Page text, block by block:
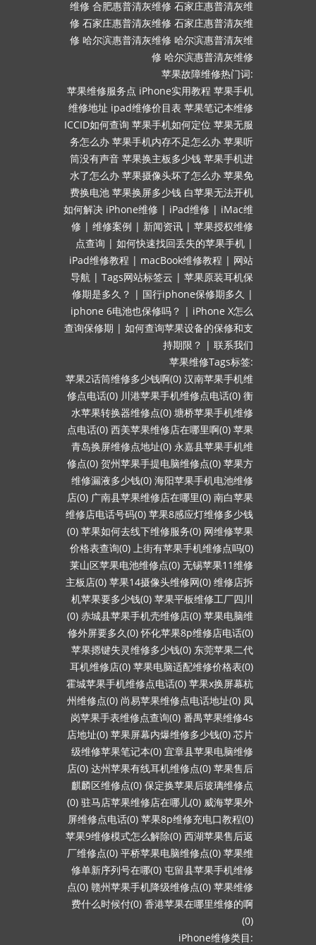
维修 合肥惠普清灰维修 石家庄惠普清灰维
修 石家庄惠普清灰维修 石家庄惠普清灰维
修 哈尔滨惠普清灰维修 哈尔滨惠普清灰维
修 哈尔滨惠普清灰维修
苹果故障维修热门词:
苹果维修服务点 iPhone实用教程 苹果手机
维修地址 ipad维修价目表 苹果笔记本维修
ICCID如何查询 苹果手机如何定位 苹果无服
务怎么办 苹果手机内存不足怎么办 苹果听
筒没有声音 苹果换主板多少钱 苹果手机进
水了怎么办 苹果摄像头坏了怎么办 苹果免
费换电池 苹果换屏多少钱 白苹果无法开机
如何解决 iPhone维修 | iPad维修 | iMac维
修 | 维修案例 | 新闻资讯 | 苹果授权维修
点查询 | 如何快速找回丢失的苹果手机 |
iPad维修教程 | macBook维修教程 | 网站
导航 | Tags网站标签云 | 苹果原装耳机保
修期是多久？ | 国行iphone保修期多久 |
iphone 6电池也保修吗？ | iPhone X怎么
查询保修期 | 如何查询苹果设备的保修和支
持期限？ | 联系我们
苹果维修Tags标签:
苹果2话筒维修多少钱啊(0) 汉南苹果手机维
修点电话(0) 川港苹果手机维修点电话(0) 衡
水苹果转换器维修点(0) 塘桥苹果手机维修
点电话(0) 西美苹果维修店在哪里啊(0) 苹果
青岛换屏维修点地址(0) 永嘉县苹果手机维
修点(0) 贺州苹果手提电脑维修点(0) 苹果方
维修漏液多少钱(0) 海阳苹果手机电池维修
店(0) 广南县苹果维修店在哪里(0) 南白苹果
维修店电话号码(0) 苹果8感应灯维修多少钱
(0) 苹果如何去线下维修服务(0) 网维修苹果
价格表查询(0) 上街有苹果手机维修点吗(0)
莱山区苹果电池维修点(0) 无锡苹果11维修
主板店(0) 苹果14摄像头维修网(0) 维修店拆
机苹果要多少钱(0) 苹果平板维修工厂四川
(0) 赤城县苹果手机壳维修店(0) 苹果电脑维
修外屏要多久(0) 怀化苹果8p维修店电话(0)
苹果摁键失灵维修多少钱(0) 东莞苹果二代
耳机维修店(0) 苹果电脑适配维修价格表(0)
霍城苹果手机维修点电话(0) 苹果x换屏幕杭
州维修点(0) 尚易苹果维修点电话地址(0) 凤
岗苹果手表维修点查询(0) 番禺苹果维修4s
店地址(0) 苹果屏幕内爆维修多少钱(0) 芯片
级维修苹果笔记本(0) 宜章县苹果电脑维修
店(0) 达州苹果有线耳机维修点(0) 苹果售后
麒麟区维修点(0) 保定换苹果后玻璃维修点
(0) 驻马店苹果维修店在哪儿(0) 威海苹果外
屏维修点电话(0) 苹果8p维修充电口教程(0)
苹果9维修模式怎么解除(0) 西湖苹果售后返
厂维修点(0) 平桥苹果电脑维修点(0) 苹果维
修单新序列号在哪(0) 屯留县苹果手机维修
点(0) 赣州苹果手机降级维修点(0) 苹果维修
费什么时候付(0) 香港苹果在哪里维修的啊
(0)
iPhone维修类目: